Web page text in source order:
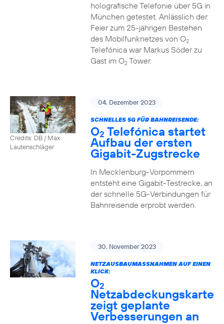
holografische Telefonie über 5G in
München getestet. Anlässlich der
Feier zum 25-jährigen Bestehen
des Mobilfunknetzes von O2
Telefónica war Markus Söder zu
Gast im O2Tower.
Credits: DB / Max
Lautenschläger
04. Dezember 2023
SCHNELLES 5G FÜR BAHNREISENDE:
O2 Telefónica startet
Aufbau der ersten
Gigabit-Zugstrecke
In Mecklenburg-Vorpommern
entsteht eine Gigabit-Testrecke, an
der schnelle 5G-Verbindungen für
Bahnreisende erprobt werden.
30. November 2023
NETZAUSBAUMASSNAHMEN AUF EINEN K
LICK:
O2
Netzabdeckungskarte
zeigt geplante
Verbesserungen an